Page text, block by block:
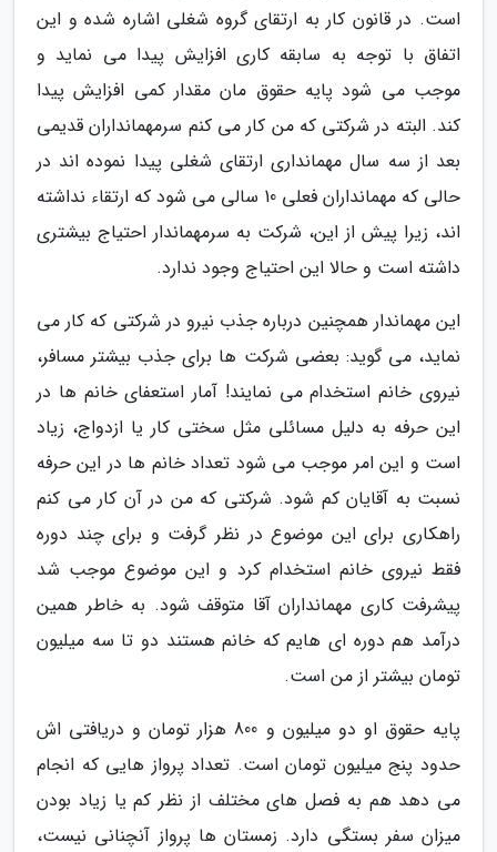
است. در قانون کار به ارتقای گروه شغلی اشاره شده و این
اتفاق با توجه به سابقه کاری افزایش پیدا می نماید و
موجب می شود پایه حقوق مان مقدار کمی افزایش پیدا
کند. البته در شرکتی که من کار می کنم سرمهمانداران قدیمی
بعد از سه سال مهمانداری ارتقای شغلی پیدا نموده اند در
حالی که مهمانداران فعلی 10 سالی می شود که ارتقاء نداشته
اند، زیرا پیش از این، شرکت به سرمهماندار احتیاج بیشتری
داشته است و حالا این احتیاج وجود ندارد.
این مهماندار همچنین درباره جذب نیرو در شرکتی که کار می
نماید، می گوید: بعضی شرکت ها برای جذب بیشتر مسافر،
نیروی خانم استخدام می نمایند! آمار استعفای خانم ها در
این حرفه به دلیل مسائلی مثل سختی کار یا ازدواج، زیاد
است و این امر موجب می شود تعداد خانم ها در این حرفه
نسبت به آقایان کم شود. شرکتی که من در آن کار می کنم
راهکاری برای این موضوع در نظر گرفت و برای چند دوره
فقط نیروی خانم استخدام کرد و این موضوع موجب شد
پیشرفت کاری مهمانداران آقا متوقف شود. به خاطر همین
درآمد هم دوره ای هایم که خانم هستند دو تا سه میلیون
تومان بیشتر از من است.
پایه حقوق او دو میلیون و 800 هزار تومان و دریافتی اش
حدود پنج میلیون تومان است. تعداد پرواز هایی که انجام
می دهد هم به فصل های مختلف از نظر کم یا زیاد بودن
میزان سفر بستگی دارد. زمستان ها پرواز آنچنانی نیست،